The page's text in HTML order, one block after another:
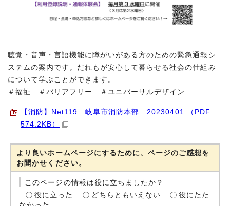
聴覚・音声・言語機能に障がいがある方のための緊急通報シ
ステムの案内です。だれもが安心して暮らせる社会の仕組み
について学ぶことができます。
＃福祉 ＃バリアフリー ＃ユニバーサルデザイン
【消防】Net119 岐阜市消防本部 20230401 （PDF
574.2KB）
より良いホームページにするために、ページのご感想を
お聞かせください。
このページの情報は役に立ちましたか？
役に立った
どちらともいえない
役にたた